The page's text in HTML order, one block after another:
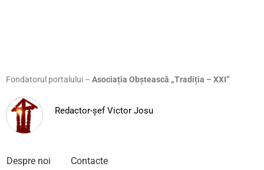
Fondatorul portalului – Asociația Obștească „Tradiția – XXI”
Redactor-șef Victor Josu
Despre noi Contacte